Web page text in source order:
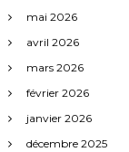
mai 2026
avril 2026
mars 2026
février 2026
janvier 2026
décembre 2025